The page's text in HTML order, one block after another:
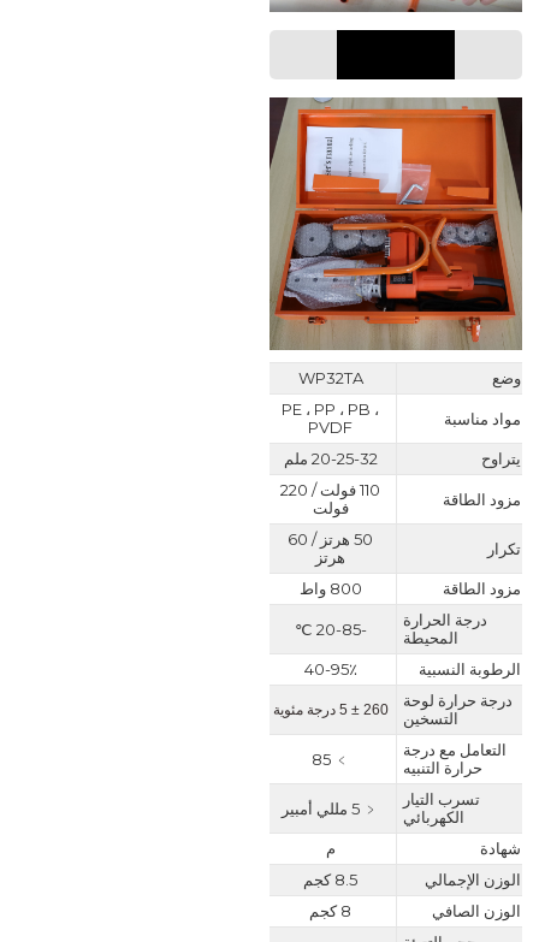
وضع WP32TA
مواد مناسبة
PE ، PP ، PB ،
PVDF
يتراوح
20-25-32 ملم
مزود الطاقة
110 فولت / 220
فولت
تكرار
50 هرتز / 60
هرتز
مزود الطاقة
800 واط
درجة الحرارة
المحيطة
-20-85 ℃
الرطوبة النسبية
40-95٪
درجة حرارة لوحة
التسخين
260 ± 5 درجة مئوية
التعامل مع درجة
حرارة التنبيه
﹥ 85
تسرب التيار
الكهربائي
﹤ 5 مللي أمبير
شهادة
م
الوزن الإجمالي
8.5 كجم
الوزن الصافي
8 كجم